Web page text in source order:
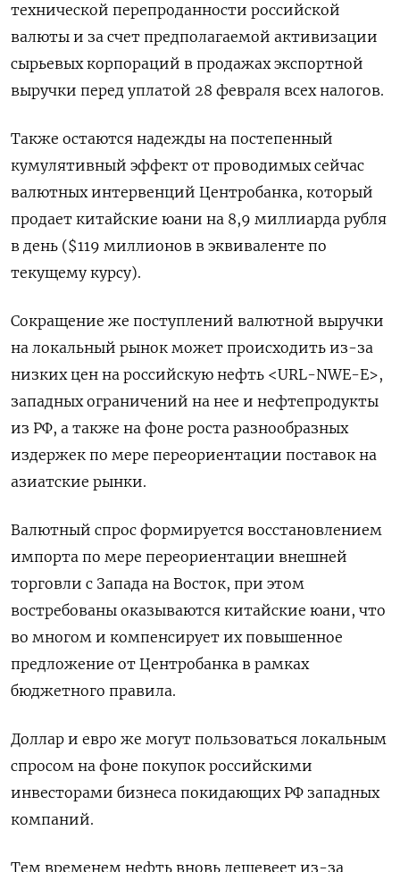
технической перепроданности российской
валюты и за счет предполагаемой активизации
сырьевых корпораций в продажах экспортной
выручки перед уплатой 28 февраля всех налогов.
Также остаются надежды на постепенный
кумулятивный эффект от проводимых сейчас
валютных интервенций Центробанка, который
продает китайские юани на 8,9 миллиарда рубля
в день ($119 миллионов в эквиваленте по
текущему курсу).
Сокращение же поступлений валютной выручки
на локальный рынок может происходить из-за
низких цен на российскую нефть <URL-NWE-E>,
западных ограничений на нее и нефтепродукты
из РФ, а также на фоне роста разнообразных
издержек по мере переориентации поставок на
азиатские рынки.
Валютный спрос формируется восстановлением
импорта по мере переориентации внешней
торговли с Запада на Восток, при этом
востребованы оказываются китайские юани, что
во многом и компенсирует их повышенное
предложение от Центробанка в рамках
бюджетного правила.
Доллар и евро же могут пользоваться локальным
спросом на фоне покупок российскими
инвесторами бизнеса покидающих РФ западных
компаний.
Тем временем нефть вновь дешевеет из-за